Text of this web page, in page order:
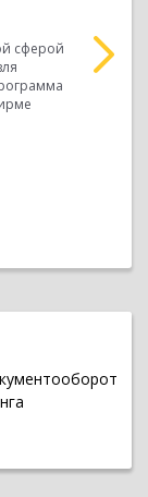
сферой
ООО
является